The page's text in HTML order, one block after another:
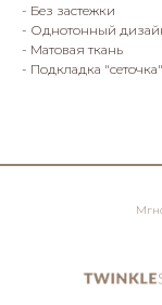
- Без застежки
- Однотонный
- Матовая ткань
- Подкладка